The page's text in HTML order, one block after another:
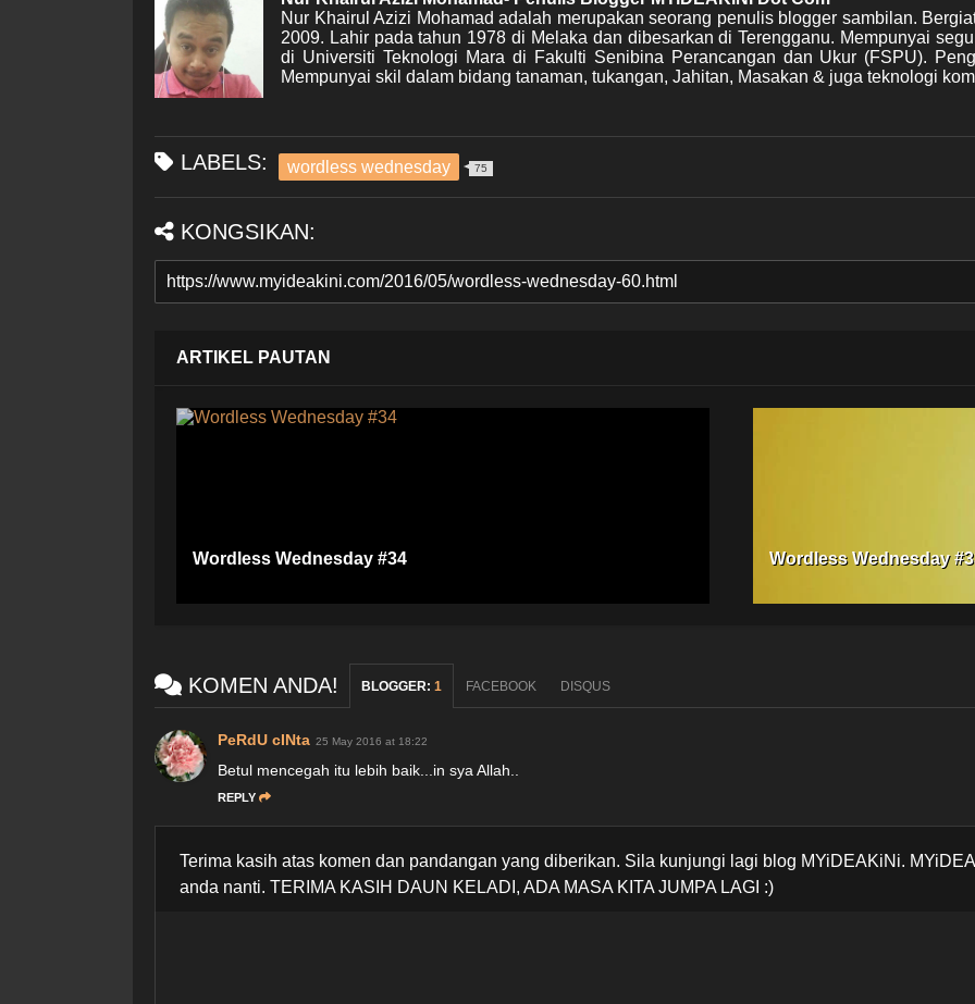
Nur Khairul Azizi Mohamad adalah merupakan seorang penulis blogger sambilan.
2009. Lahir pada tahun 1978 di Melaka dan dibesarkan di Terengganu. Mempunyai
di Universiti Teknologi Mara di Fakulti Senibina Perancangan dan Ukur (FSPU).
Mempunyai skil dalam bidang tanaman, tukangan, Jahitan, Masakan & juga teknologi
LABELS: wordless wednesday 75
KONGSIKAN:
ARTIKEL PAUTAN
Wordless Wednesday #34 Wordless Wednesday
KOMEN ANDA! BLOGGER: 1 FACEBOOK DISQUS
PeRdU cINta 25 May 2016 at 18:22
Betul mencegah itu lebih baik...in sya Allah..
REPLY
Terima kasih atas komen dan pandangan yang diberikan. Sila kunjungi lagi blog MYiDEAKiNi.
anda nanti. TERIMA KASIH DAUN KELADI, ADA MASA KITA JUMPA LAGI :)